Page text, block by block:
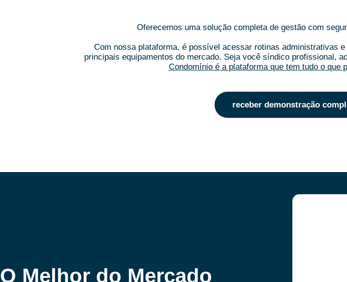
Oferecemos uma solução completa de gestão com
Com nossa plataforma, é possível acessar rotinas administrativas
principais equipamentos do mercado. Seja você síndico profissional,
Condomínio é a plataforma que tem tudo o que
receber demonstração
O Melhor do Mercado